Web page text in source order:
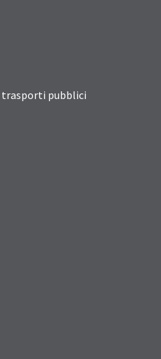
trasporti pubblici